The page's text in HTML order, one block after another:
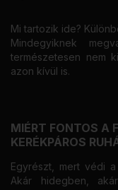
Mi tartozik ide?
Mindegyiknek
természetesen nem
azon kívül is.
MIÉRT FONTOS A
KERÉKPÁROS
Egyrészt, mert védi
Akár hidegben,